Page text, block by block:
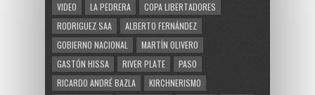
VIDEO
LA PEDRERA
COPA LIBERTADORES
RODRIGUEZ SAA
ALBERTO FERNÁNDEZ
GOBIERNO NACIONAL
MARTÍN OLIVERO
GASTÓN HISSA
RIVER PLATE
PASO
RICARDO ANDRÉ BAZLA
KIRCHNERISMO